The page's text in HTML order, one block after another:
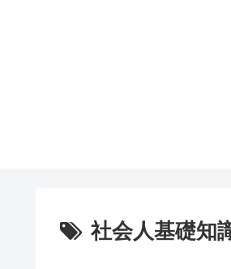
社会人基礎知